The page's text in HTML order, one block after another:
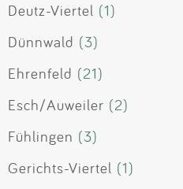
Deutz-Viertel (1)
Dünnwald (3)
Ehrenfeld (21)
Esch/Auweiler (2)
Fühlingen (3)
Gerichts-Viertel (1)